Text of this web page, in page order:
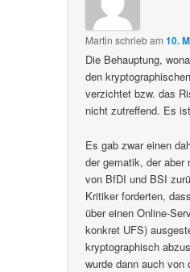
Martin schriebam10.
Die Behauptung,
den
verzichtet bzw. das
nicht zutreffend. Es
Es gab zwar einen
der gematik, der aber
von BfDI und BSI
Kritiker forderten,
über einen Online-
konkret UFS)
kryptographisch
wurde dann auch